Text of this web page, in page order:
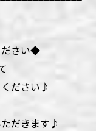
ださい◆
ださい♪
だきます♪